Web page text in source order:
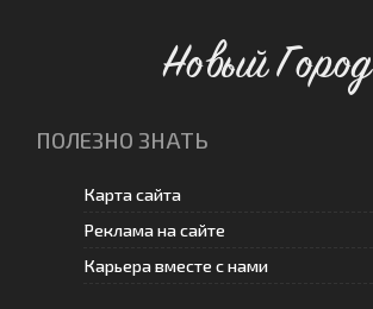
Новый Город
ПОЛЕЗНО ЗНАТЬ
Карта сайта
Реклама на сайте
Карьера вместе с нами